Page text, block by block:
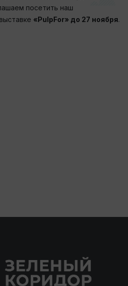
посетить наш
«PulpFor» до 27 ноября.